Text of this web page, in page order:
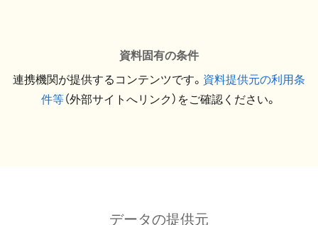
資料固有の条件
連携機関が提供するコンテンツです。 資料提供元の利用条
件等（外部サイトへリンク）をご確認ください。
データの提供元